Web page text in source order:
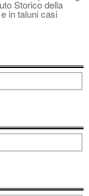
Storico della
in taluni casi